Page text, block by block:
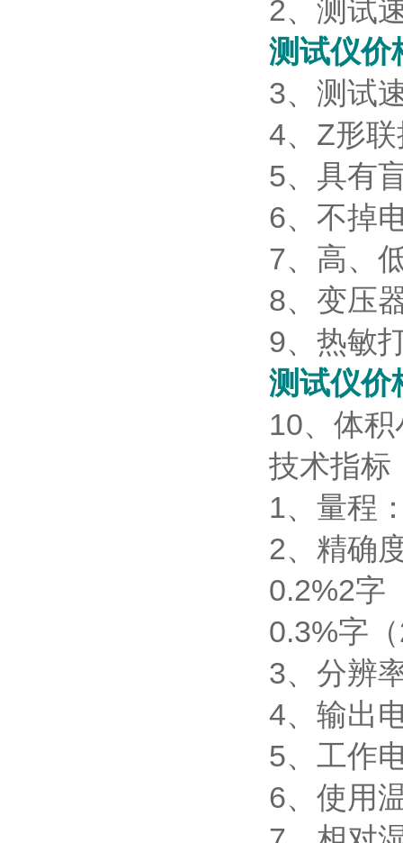
2、测试
测试仪价
3、测试
4、Z形
5、具有
6、不掉
7、高、
8、变压
9、热敏
测试仪价
10、体
技术指标
1、量程
2、精确
0.2%2字
0.3%字
3、分辨
4、输出
5、工作
6、使用